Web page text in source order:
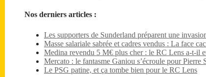
Nos derniers articles :
Les supporters de Sunderland préparent une
Masse salariale sabrée et cadres vendus : La face
Medina revendu 5 M€ plus cher : le RC Lens a-t-il
Mercato : le fantasme Ganiou s’écroule pour Pierre
Le PSG patine, et ça tombe bien pour le RC Lens